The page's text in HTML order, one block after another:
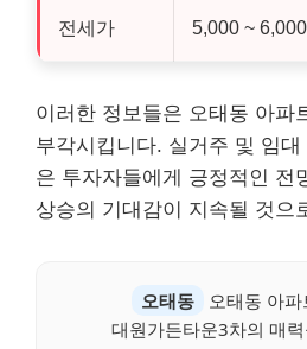
전세가 5,000 ~
이러한 정보들은 오태동 아파
부각시킵니다. 실거주 및 임
은 투자자들에게 긍정적인 전
상승의 기대감이 지속될 것으
오태동
오태동 아
대원가든타운3차의 매